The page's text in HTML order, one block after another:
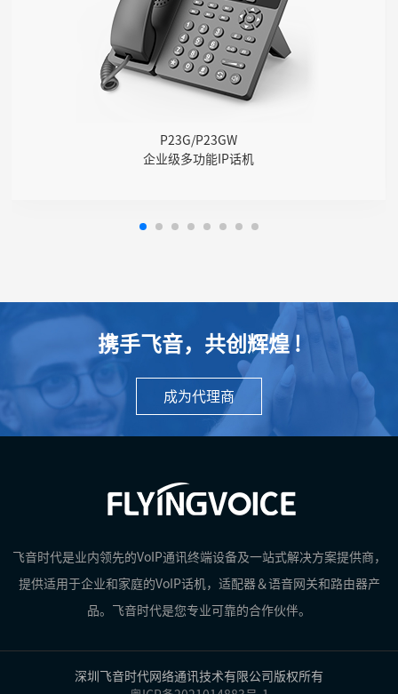
P23G/P23GW
企业级多功能IP话机
● 千兆网口，集成PoE
● 支持U盘录音（手动/自动）
● 支持DECT耳麦、RJ9线控耳麦
● 六方会议&网络会议
● 支持多路Opus、G.722等语音编解码
携手飞音，共创辉煌 !
成为代理商
飞音时代是业内领先的VoIP通讯终端设备及一站式解决方案提供商，
提供适用于企业和家庭的VoIP话机，适配器＆语音网关和路由器产
品。飞音时代是您专业可靠的合作伙伴。
深圳飞音时代网络通讯技术有限公司版权所有